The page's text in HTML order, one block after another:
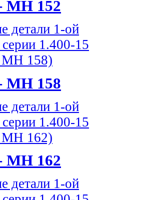
МН 152
МН 158
МН 162